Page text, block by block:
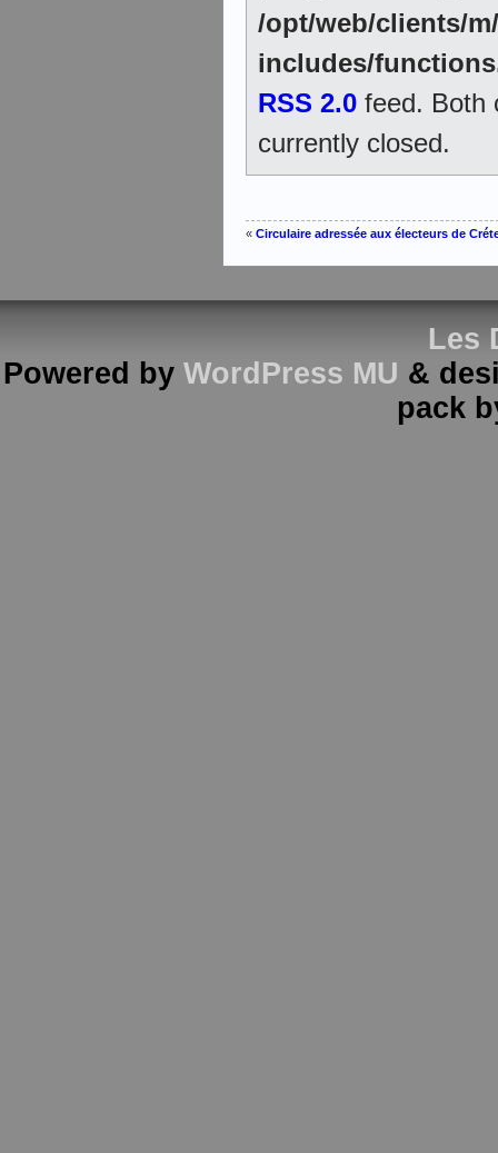
/opt/web/clients/
includes/
RSS 2.0 feed. Both
currently closed.
« Circulaire adressée aux électeurs de
Les
Powered by WordPress MU &
pack